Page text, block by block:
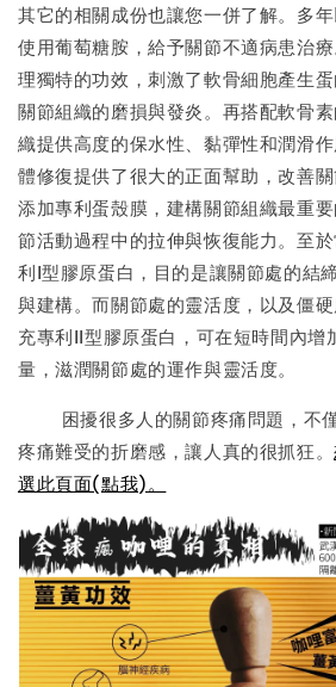
其它的相關成份也讓您一併了解。多
使用葡萄糖胺，給予關節不適病患治
理獨特的功效，刺激了軟骨細胞產生
關節組織的磨損與發炎。再搭配軟骨
織提供高度的保水性、黏彈性和潤滑
體修復提供了很大的正面幫助，改善
添加專利蛋殼膜，建構關節組織最重
節活動過程中的拉伸與恢復能力。至
利I型膠原蛋白，目的是讓關節處的結
與建構。而關節處的靈活度，以及僵
充專利II型膠原蛋白，可在短時間內增
量，滋潤關節處的運作與靈活度。
困擾很多人的關節疼痛問題，不僅
疼痛難受的折磨感，讓人真的很抓狂。
選此頁面(點我)。